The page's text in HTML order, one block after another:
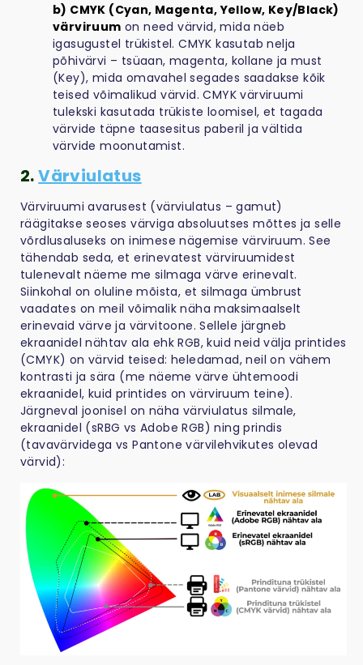
b) CMYK (Cyan, Magenta, Yellow, Key/Black)
värviruum on need värvid, mida näeb
igasugustel trükistel. CMYK kasutab nelja
põhivärvi – tsüaan, magenta, kollane ja must
(Key), mida omavahel segades saadakse kõik
teised võimalikud värvid. CMYK värviruumi
tulekski kasutada trükiste loomisel, et tagada
värvide täpne taasesitus paberil ja vältida
värvide moonutamist.
2.Värviulatus
Värviruumi avarusest (värviulatus – gamut)
räägitakse seoses värviga absoluutses mõttes ja selle
võrdlusaluseks on inimese nägemise värviruum. See
tähendab seda, et erinevatest värviruumidest
tulenevalt näeme me silmaga värve erinevalt.
Siinkohal on oluline mõista, et silmaga ümbrust
vaadates on meil võimalik näha maksimaalselt
erinevaid värve ja värvitoone. Sellele järgneb
ekraanidel nähtav ala ehk RGB, kuid neid välja printides
(CMYK) on värvid teised: heledamad, neil on vähem
kontrasti ja sära (me näeme värve ühtemoodi
ekraanidel, kuid printides on värviruum teine).
Järgneval joonisel on näha värviulatus silmale,
ekraanidel (sRBG vs Adobe RGB) ning prindis
(tavavärvidega vs Pantone värvilehvikutes olevad
värvid):